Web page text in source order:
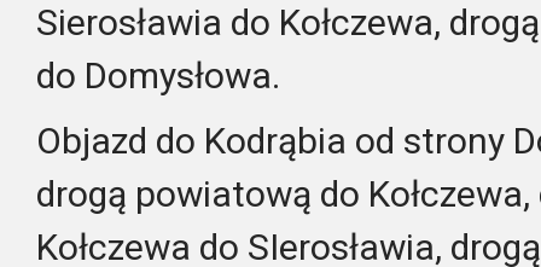
Sierosławia do Kołczewa,
do Domysłowa.
Objazd do Kodrąbia od strony
drogą powiatową do
Kołczewa do SIerosławia,